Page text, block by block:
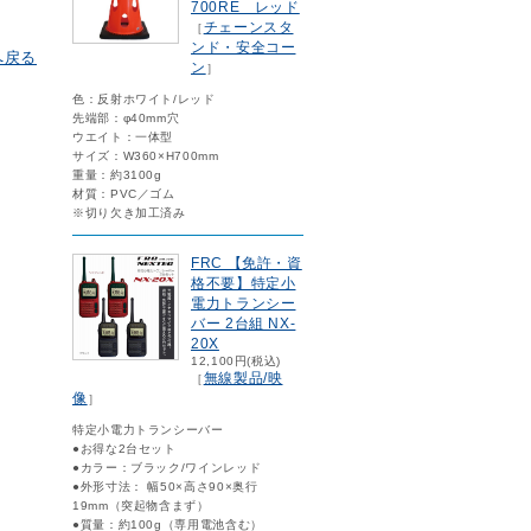
る
700RE レッド
［チェーンスタ
ンド・安全コー
ン ］
色：反射ホワイト/レッド
先端部：φ40mm穴
ウエイト：一体型
サイズ：W360×H700mm
重量：約3100g
材質：PVC／ゴム
※切り欠き加工済み
FRC 【免許・資
格不要】特定小
電力トランシー
バー 2台組 NX-
20X
12,100円(税込)
［無線製品/映
像］
特定小電力トランシーバー
●お得な2台セット
●カラー：ブラック/ワインレッド
●外形寸法： 幅50×高さ90×奥行
19mm（突起物含まず）
●質量：約100g（専用電池含む）